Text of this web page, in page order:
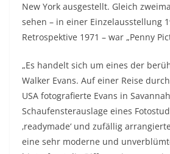
New York ausgestellt. Gleich
sehen – in einer Einzelausstellung
Retrospektive 1971 – war „Penny
„Es handelt sich um eines der
Walker Evans. Auf einer Reise
USA fotografierte Evans in
Schaufensterauslage eines
‚readymade‘ und zufällig
eine sehr moderne und